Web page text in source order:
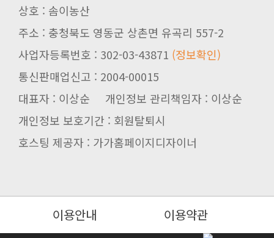
상호 : 솜이농산
주소 : 충청북도 영동군 상촌면 유곡리 557-2
사업자등록번호 : 302-03-43871 (정보확인)
통신판매업신고 : 2004-00015
대표자 : 이상순 개인정보 관리책임자 : 이상순
개인정보 보호기간 : 회원탈퇴시
호스팅 제공자 : 가가홈페이지디자이너
이용안내 이용약관